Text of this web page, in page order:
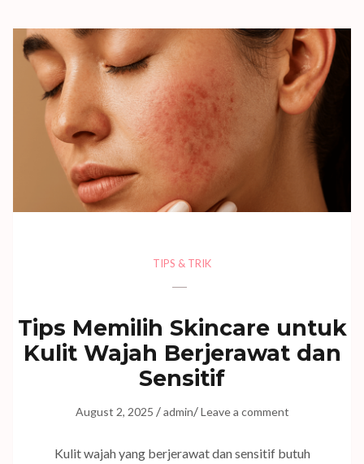
TIPS & TRIK
Tips Memilih Skincare untuk
Kulit Wajah Berjerawat dan
Sensitif
August 2, 2025 /admin/Leave a comment
Kulit wajah yang berjerawat dan sensitif butuh